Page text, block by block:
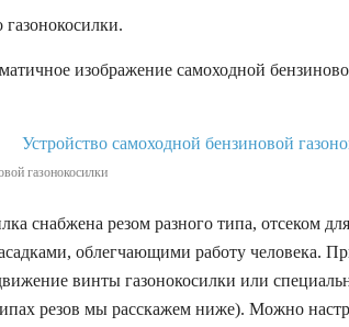
изображение самоходной
газонокосилки
снабжена резом разного типа, отсеком
облегчающими работу человека.
винты газонокосилки или
резов мы расскажем ниже). Можно